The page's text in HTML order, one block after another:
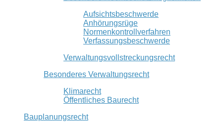
Aufsichtsbeschwerde
Anhörungsrüge
Normenkontrollverfahren
Verfassungsbeschwerde
Verwaltungsvollstreckungsrecht
Besonderes Verwaltungsrecht
Klimarecht
Öffentliches Baurecht
Bauplanungsrecht